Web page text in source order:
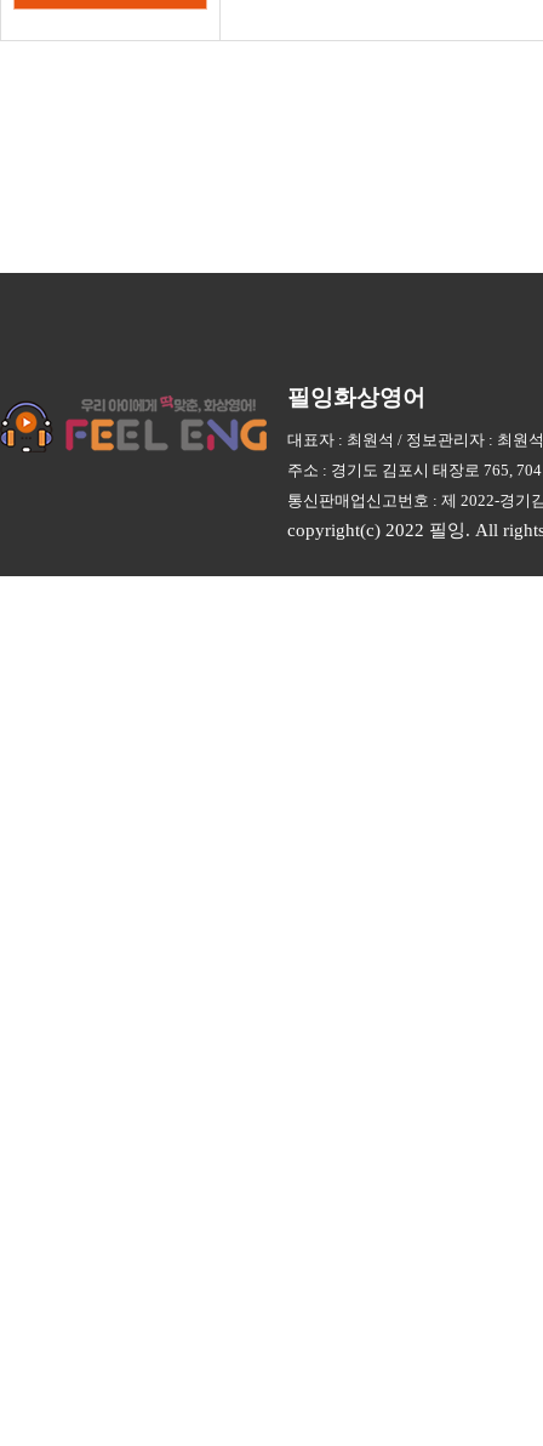
필잉화상영어
대표자 : 최원석 / 정보관리자 : 최원
주소 : 경기도 김포시 태장로 765,
통신판매업신고번호 : 제 2022-경
copyright(c) 2022 필잉. All